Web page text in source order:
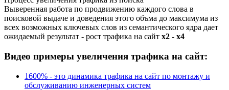
Выверенная работа по продвижению каждого слова в
поисковой выдаче и доведения этого объма до максимума из
всех возможных ключевых слов из семантического ядра дает
ожидаемый результат - рост трафика на сайт х2 - х4
Видео примеры увеличения трафика на сайт:
1600% - это динамика трафика на сайт по монтажу и
обслуживанию инженерных систем